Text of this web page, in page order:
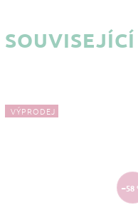
VÝPRODEJ
–58